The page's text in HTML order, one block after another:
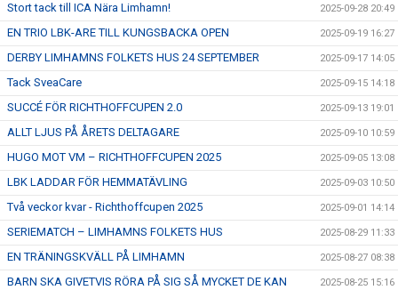
Stort tack till ICA Nära Limhamn! 2025-09-28 20:49
EN TRIO LBK-ARE TILL KUNGSBACKA OPEN 2025-09-19 16:27
DERBY LIMHAMNS FOLKETS HUS 24 SEPTEMBER 2025-09-17 14:05
Tack SveaCare 2025-09-15 14:18
SUCCÉ FÖR RICHTHOFFCUPEN 2.0 2025-09-13 19:01
ALLT LJUS PÅ ÅRETS DELTAGARE 2025-09-10 10:59
HUGO MOT VM – RICHTHOFFCUPEN 2025 2025-09-05 13:08
LBK LADDAR FÖR HEMMATÄVLING 2025-09-03 10:50
Två veckor kvar - Richthoffcupen 2025 2025-09-01 14:14
SERIEMATCH – LIMHAMNS FOLKETS HUS 2025-08-29 11:33
EN TRÄNINGSKVÄLL PÅ LIMHAMN 2025-08-27 08:38
BARN SKA GIVETVIS RÖRA PÅ SIG SÅ MYCKET DE KAN 2025-08-25 15:16